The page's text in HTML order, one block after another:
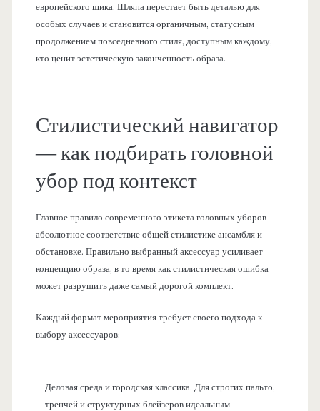
европейского шика. Шляпа перестает быть деталью для
особых случаев и становится органичным, статусным
продолжением повседневного стиля, доступным каждому,
кто ценит эстетическую законченность образа.
Стилистический навигатор
— как подбирать головной
убор под контекст
Главное правило современного этикета головных уборов —
абсолютное соответствие общей стилистике ансамбля и
обстановке. Правильно выбранный аксессуар усиливает
концепцию образа, в то время как стилистическая ошибка
может разрушить даже самый дорогой комплект.
Каждый формат мероприятия требует своего подхода к
выбору аксессуаров:
Деловая среда и городская классика. Для строгих пальто,
тренчей и структурных блейзеров идеальным